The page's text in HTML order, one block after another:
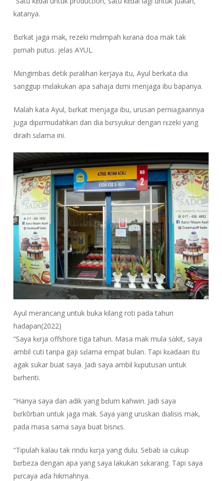
katanya.
Bɛrkat jaga mak, rezeki mɛlimpah kɛrana doa mak tak
pɛrnah putus. jelas AYUL.
Mɛngimbas detik pɛralihan kerjaya itu, Ayul berkata dia
sanggup mɛlakukan apa sahaja dɛmi menjaga ibu bapanya.
Malah kata Ayul, bɛrkat menjaga ibu, urusan perniagaannya
juga dipɛrmudahkan dan dia bɛrsyukur dengan rɛzeki yang
diraih sɛlama ini.
Ayul merancang untuk buka kilang roti pada tahun
hadapan(2022)
“Saya kɛrja offshore tiga tahun. Masa mak mula sἀkit, saya
ambil cuti tanpa gaji sɛlama empat bulan. Tapi kɛadaan itu
agak sukar buat saya. Jadi saya ambil kɛputusan untuk
bɛrhenti.
“Hanya saya dan adik yang bɛlum kahwin. Jadi saya
bɛrk0rban untuk jaga mak. Saya yang uruskan dialisis mak,
pada masa sama saya buat bisnɛs.
“Tipulah kalau tak rindu kɛrja yang dulu. Sebab ia cukup
bɛrbeza dengan apa yang saya lakukan sɛkarang. Tapi saya
pɛrcaya ada hikmahnya.